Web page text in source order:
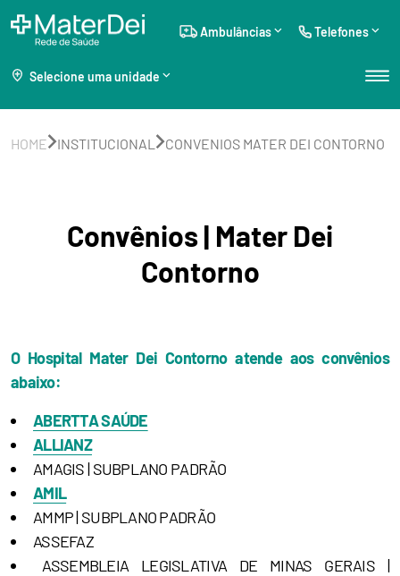
Telefones
Ambulâncias
Selecione uma unidade
HOME INSTITUCIONAL CONVENIOS MATER DEI CONTORNO
Convênios | Mater Dei
Contorno
O Hospital Mater Dei Contorno atende aos convênios
abaixo:
ABERTTA SAÚDE
ALLIANZ
AMAGIS | SUBPLANO PADRÃO
AMIL
AMMP | SUBPLANO PADRÃO
ASSEFAZ
ASSEMBLEIA LEGISLATIVA DE MINAS GERAIS |